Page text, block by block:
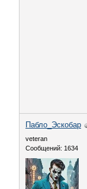
Пабло_Эскобар
veteran
Сообщений: 1634